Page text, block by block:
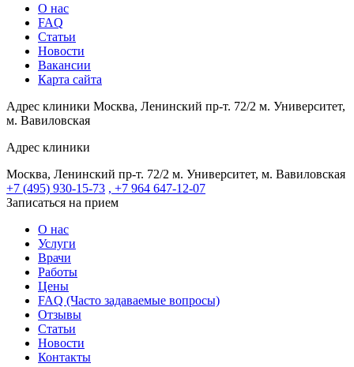
О нас
FAQ
Статьи
Новости
Вакансии
Карта сайта
Адрес клиники Москва, Ленинский пр-т. 72/2 м. Университет,
м. Вавиловская
Адрес клиники
Москва, Ленинский пр-т. 72/2 м. Университет, м. Вавиловская
+7 (495) 930-15-73 , +7 964 647-12-07
Записаться на прием
О нас
Услуги
Врачи
Работы
Цены
FAQ (Часто задаваемые вопросы)
Отзывы
Статьи
Новости
Контакты